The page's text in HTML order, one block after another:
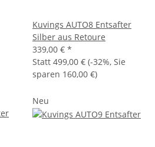
Kuvings AUTO8 Entsafter
Silber aus Retoure
339,00 € *
Statt 499,00 € (-32%, Sie
sparen 160,00 €)
Neu